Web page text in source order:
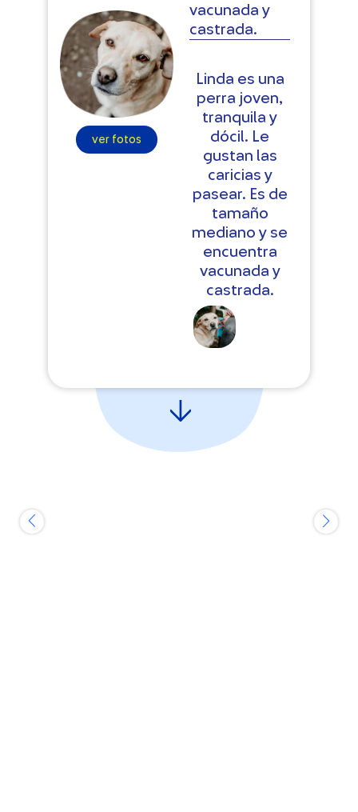
ver fotos
vacunada y
castrada.
Linda es una
perra joven,
tranquila y
dócil. Le
gustan las
caricias y
pasear. Es de
tamaño
mediano y se
encuentra
vacunada y
castrada.